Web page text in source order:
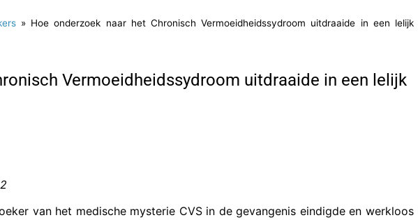
» Hoe onderzoek naar het Chronisch Vermoeidheidssydroom uitdraaide in een lelijk
Vermoeidheidssydroom uitdraaide in een lelijk
van het medische mysterie CVS in de gevangenis eindigde en werkloos